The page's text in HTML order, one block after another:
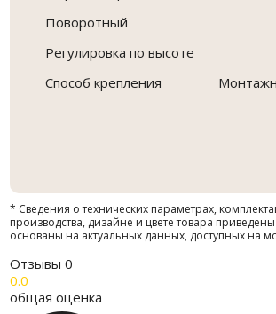
Поворотный
Регулировка по высоте
Способ крепления
* Сведения о технических параметрах,
производства, дизайне и цвете товара
основаны на актуальных данных, доступных на
Отзывы 0
0.0
общая оценка